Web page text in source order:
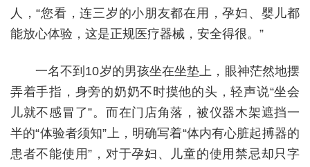
人，“您看，连三岁的小朋友都在用，孕妇、婴儿都
能放心体验，这是正规医疗器械，安全得很。”
一名不到10岁的男孩坐在坐垫上，眼神茫然地摆
弄着手指，身旁的奶奶不时摸他的头，轻声说“坐会
儿就不感冒了”。而在门店角落，被仪器木架遮挡一
半的“体验者须知”上，明确写着“体内有心脏起搏器的
患者不能使用”，对于孕妇、儿童的使用禁忌却只字